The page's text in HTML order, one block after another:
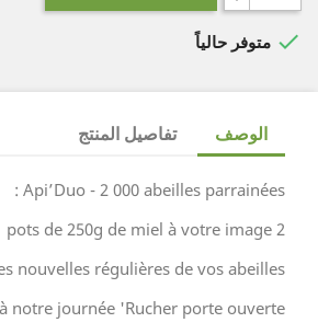
 متوفر حالياً
الوصف تفاصيل المنتج
Api’Duo - 2 000 abeilles parrainées :
2 pots de 250g de miel à votre image
nouvelles régulières de vos abeilles
notre journée 'Rucher porte ouverte'